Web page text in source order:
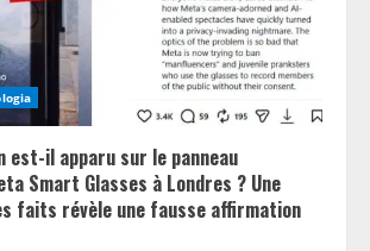
est-il apparu sur le panneau
Smart Glasses à Londres ? Une
faits révèle une fausse affirmation